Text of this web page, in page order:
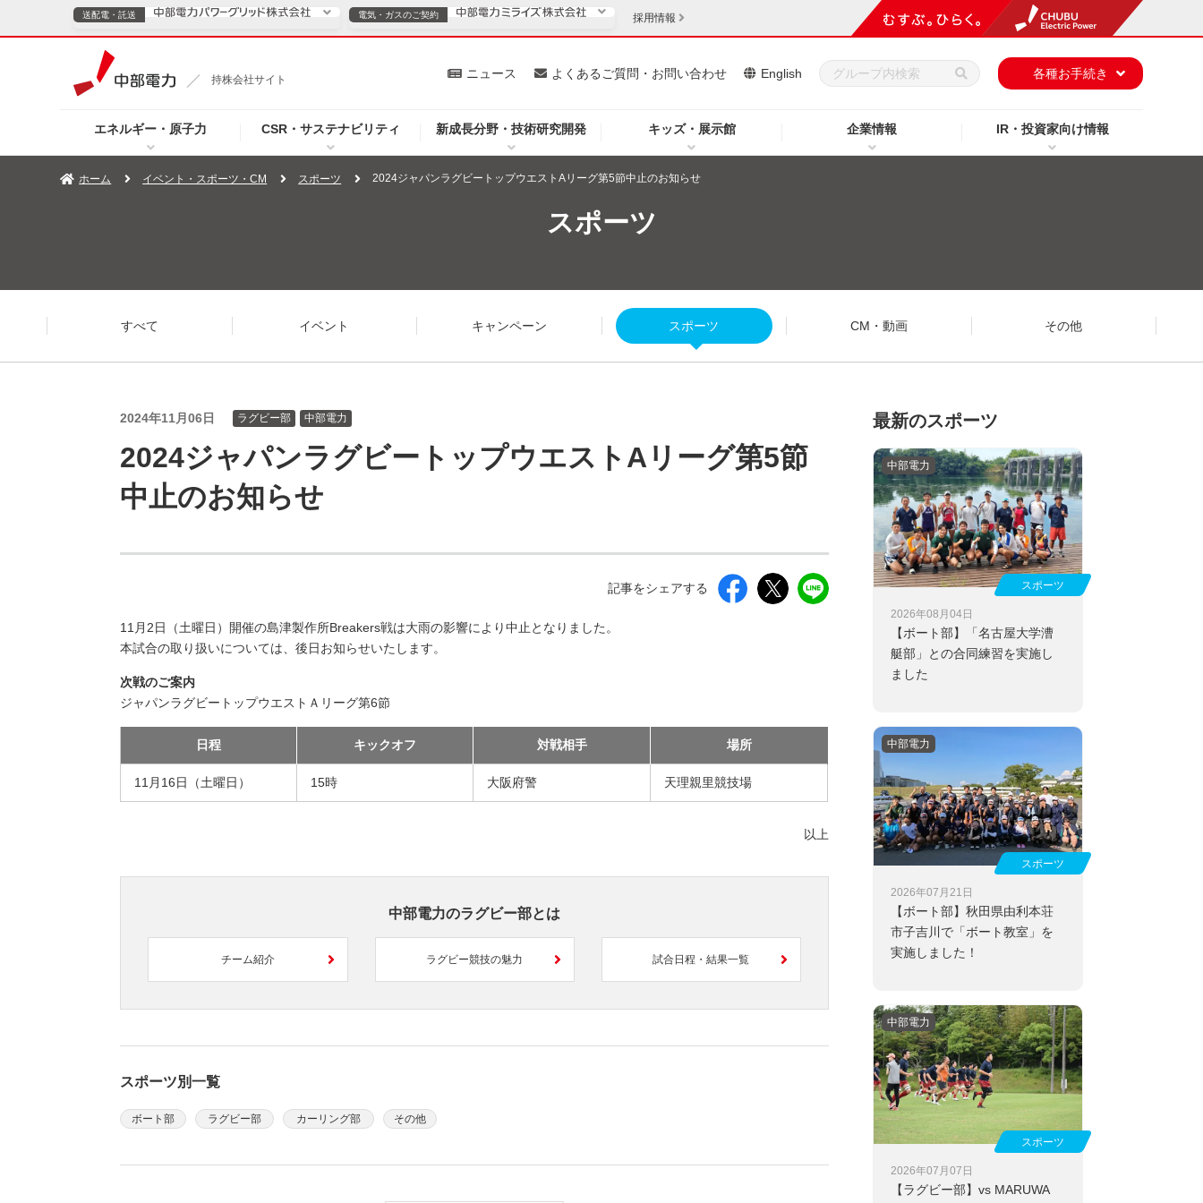
持株会社サイト
エネルギー・原子力 CSR・サステナビリティ 新成長分野・技術研究開発 キッズ・展示館 企業情報 IR・投資家向け情報
ニュース よくあるご質問・お問い合わせ English 各種お手続き
送配電・託送
TOPページへ ご案内 安定供給
企業情報
よくあるご質問・お問い合わせ
電気・ガスのご契約
電気・ガスのご契約
TOPページへ 個人のお客さま 法人のお客さま
プレスリリース （新しいウィンドウを開きます）
お知らせ （新しいウィンドウを開きます）
よくあるご質問・お問い合わせ （新しいウィンドウを開きます）
採用情報
ホーム イベント・スポーツ・CM スポーツ 2024ジャパンラグビートップウエストAリーグ第5節中止のお知らせ
スポーツ
すべて イベント キャンペーン スポーツ CM・動画 その他
2024年11月06日 ラグビー部 中部電力
2024ジャパンラグビートップウエストAリーグ第5節
中止のお知らせ
記事をシェアする
11月2日（土曜日）開催の島津製作所Breakers戦は大雨の影響により中止となりました。
本試合の取り扱いについては、後日お知らせいたします。
次戦のご案内
ジャパンラグビートップウエストＡリーグ第6節
日程 キックオフ 対戦相手 場所
11月16日（土曜日） 15時 大阪府警 天理親里競技場
以上
中部電力のラグビー部とは
チーム紹介 ラグビー競技の魅力 試合日程・結果一覧
スポーツ別一覧
ボート部 ラグビー部 カーリング部 その他
最新のスポーツ
2026年08月04日
【ボート部】
「名古屋大学漕
艇部」との合同練習を実施し
ました
スポーツ
中部電力
2026年07月21日
【ボート部】秋田県由利本荘
市子吉川で「ボート教室」を
実施しました！
スポーツ
中部電力
2026年07月07日
【ラグビー部】vs MARUWA
スポーツ
中部電力